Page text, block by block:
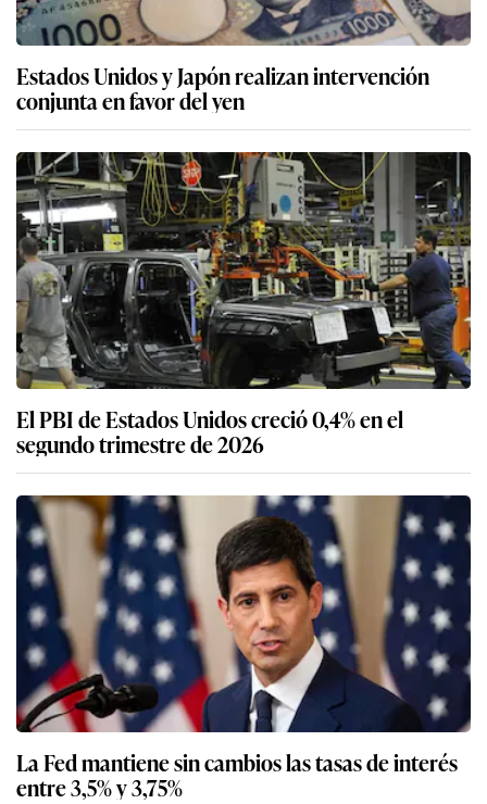
Estados Unidos y Japón realizan intervención
conjunta en favor del yen
El PBI de Estados Unidos creció 0,4% en el
segundo trimestre de 2026
La Fed mantiene sin cambios las tasas de interés
entre 3,5% y 3,75%